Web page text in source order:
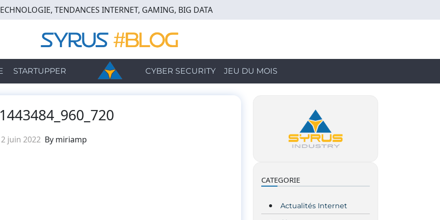
TENDANCES INTERNET, GAMING, BIG DATA
STARTUPPER CYBER SECURITY JEU DU MOIS
juin 2022 By miriamp
CATEGORIE
Actualités Internet